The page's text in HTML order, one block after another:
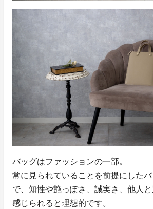
バッグはファッションの一部。
常に見られていることを前提にした
で、知性や艶っぽさ、誠実さ、他人
感じられると理想的です。